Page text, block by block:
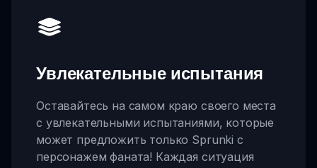
Увлекательные испытания
Оставайтесь на самом краю своего места
с увлекательными испытаниями, которые
может предложить только Sprunki с
персонажем фаната! Каждая ситуация